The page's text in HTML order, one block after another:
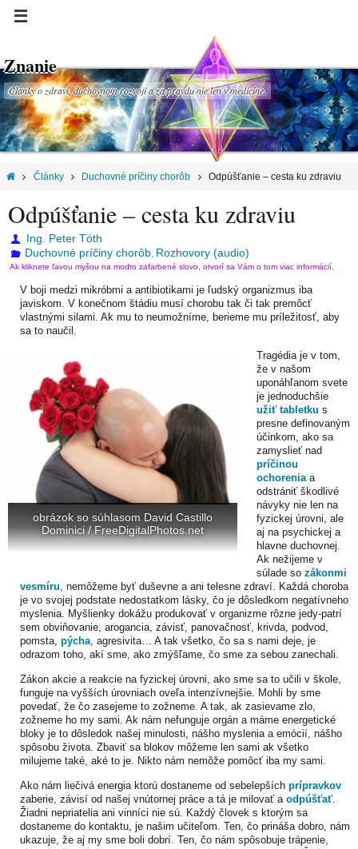
Znanie
Články o zdraví, duchovnom rozvoji a za pravdu nie len v medicíne.
Články Duchovné príčiny chorôb Odpúšťanie – cesta ku zdraviu
Odpúšťanie – cesta ku zdraviu
Ing. Peter Tóth
Duchovné príčiny chorôb Rozhovory (audio)
Ak kliknete ľavou myšou na modro zafarbené slovo, otvorí sa Vám o tom viac informácií.
V boji medzi mikróbmi a antibiotikami je ľudský organizmus iba
javiskom. V konečnom štádiu musí chorobu tak či tak premôcť
vlastnými silami. Ak mu to neumožníme, berieme mu príležitosť, aby
sa to naučil.
obrázok so súhlasom David Castillo
Dominici / FreeDigitalPhotos.net
Tragédia je v tom,
že v našom
uponáhľanom svete
je jednoduchšie
užiť tabletku s
presne definovaným
účinkom, ako sa
zamyslieť nad
príčinou
ochoreniaa
odstrániť škodlivé
návyky nie len na
fyzickej úrovni, ale
aj na psychickej a
hlavne duchovnej.
Ak nežijeme v
súlade so zákonmi
vesmíru, nemôžeme byť duševne a ani telesne zdraví. Každá choroba
je vo svojej podstate nedostatkom lásky, čo je dôsledkom negatívneho
myslenia. Myšlienky dokážu produkovať v organizme rôzne jedy-patrí
sem obviňovanie, arogancia, závisť, panovačnosť, krivda, podvod,
pomsta, pýcha, agresivita… A tak všetko, čo sa s nami deje, je
odrazom toho, akí sme, ako zmýšľame, čo sme za sebou zanechali.
Zákon akcie a reakcie na fyzickej úrovni, ako sme sa to učili v škole,
funguje na vyšších úrovniach oveľa intenzívnejšie. Mohli by sme
povedať, že čo zasejeme to zožneme. A tak, ak zasievame zlo,
zožneme ho my sami. Ak nám nefunguje orgán a máme energetické
bloky je to dôsledok našej minulosti, nášho myslenia a emócií, nášho
spôsobu života. Zbaviť sa blokov môžeme len sami ak všetko
milujeme také, aké to je. Nikto nám nemôže pomôcť iba my sami.
Ako nám liečivá energia ktorú dostaneme od sebelepších prípravkov
zaberie, závisí od našej vnútornej práce a tá je milovať a odpúšťať.
Žiadni nepriatelia ani vinníci nie sú. Každý človek s ktorým sa
dostaneme do kontaktu, je našim učiteľom. Ten, čo prináša dobro, nám
ukazuje, že aj my sme boli dobrí. Ten, čo nám spôsobuje trápenie,